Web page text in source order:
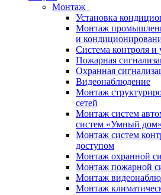
Монтаж
Установка
Монтаж
и
Система контроля и
Пожарная
Охранная
Видеонаблюдение
Монтаж
сетей
Монтаж систем
систем «Умный дом»
Монтаж систем
доступом
Монтаж охранной
Монтаж пожарной
Монтаж
Монтаж